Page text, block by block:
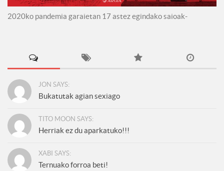
2020ko pandemia garaietan 17 astez egindako saioak-
JON SAYS:
Bukatutak agian sexiago
TITO MOON SAYS:
Herriak ez du aparkatuko!!!
XABI SAYS:
Ternuako forroa beti!